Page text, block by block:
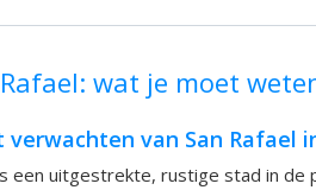
wat je moet
van San Rafael
een uitgestrekte, rustige stad in